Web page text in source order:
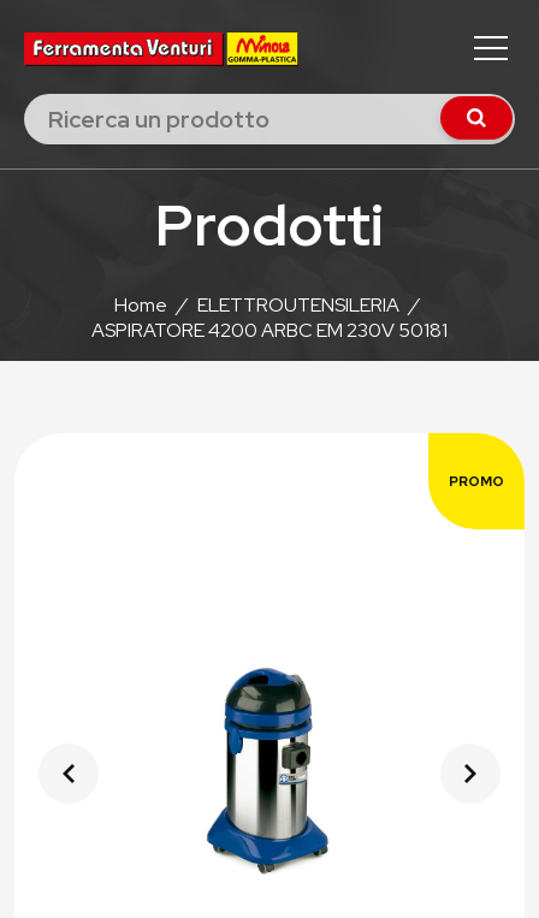
Prodotti
Home / ELETTROUTENSILERIA /
ASPIRATORE 4200 ARBC EM 230V 50181
PROMO